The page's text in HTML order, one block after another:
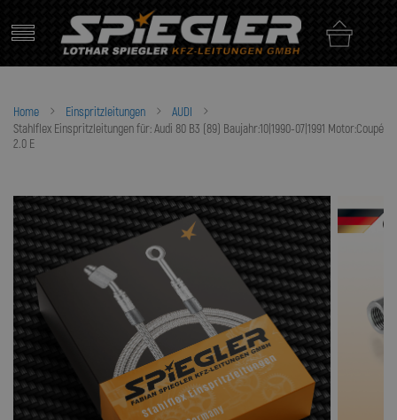
content
Home Einspritzleitungen
AUDI
Stahlflex Einspritzleitungen für: Audi 80 B3 (89) Baujahr:10|1990-07|1991 Motor:Coupé
2.0 E